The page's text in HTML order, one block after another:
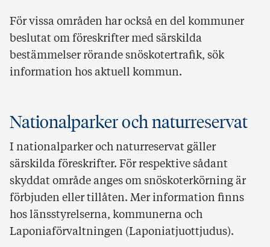
För vissa områden har också en del kommuner
beslutat om föreskrifter med särskilda
bestämmelser rörande snöskotertrafik, sök
information hos aktuell kommun.
Nationalparker och naturreservat
I nationalparker och naturreservat gäller
särskilda föreskrifter. För respektive sådant
skyddat område anges om snöskoterkörning är
förbjuden eller tillåten. Mer information finns
hos länsstyrelserna, kommunerna och
Laponiaförvaltningen (Laponiatjuottjudus).